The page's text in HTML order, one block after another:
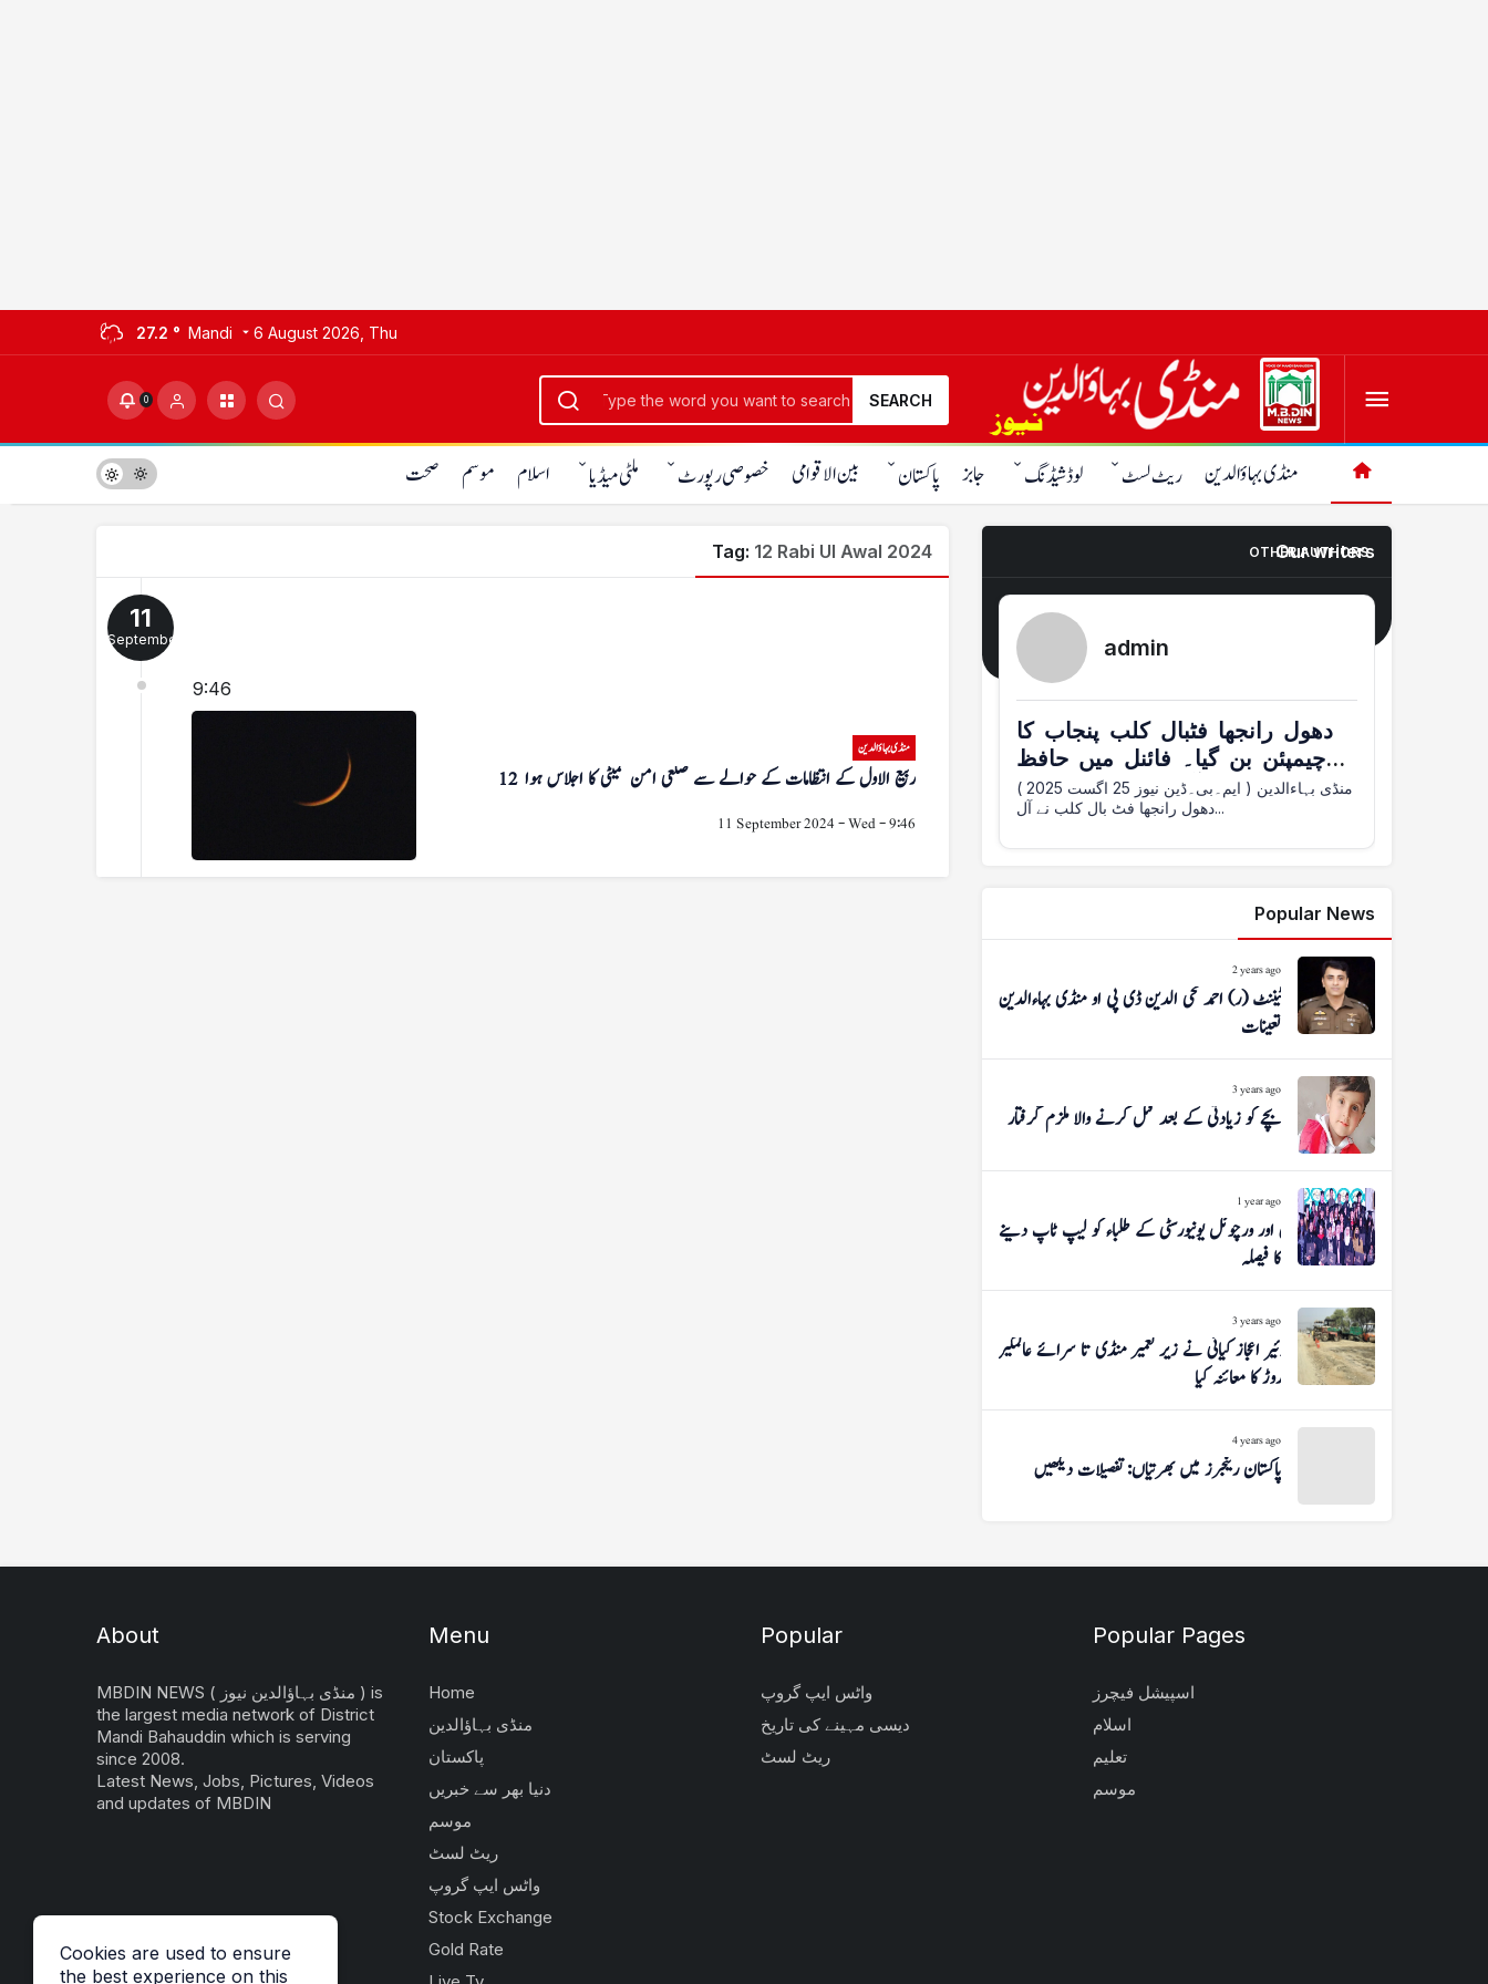
27.2 ° Mandi 6 August 2026, Thu
SEARCH
0
منڈی بہاؤالدین ریٹ لسٹ لوڈشیڈنگ جابز پاکستان بین الاقوامی خصوصی رپورٹ ملٹی میڈیا اسلام موسم صحت
Tag: 12 Rabi Ul Awal 2024
11
September
9:46
منڈی بہاؤالدین
12 ربیع الاول کے انتظامات کے حوالے سے ضلعی امن کمیٹی کا اجلاس ہوا
11 September 2024 - Wed - 9:46
Our writers
admin
دھول رانجھا فٹبال کلب پنجاب کا
چیمپئن بن گیا۔ فائنل میں حافظ
آباد کو شکست دی
منڈی بہاءالدین ( ایم۔بی۔ڈین نیوز 25 اگست 2025 )
دھول رانجھا فٹ بال کلب نے آل...
OTHER AUTHORS
Popular News
2 years ago
لیفٹیننٹ (ر) احمد محی الدین ڈی پی او منڈی بہاءالدین
تعینات
3 years ago
بچے کو زیادتی کے بعد قتل کرنے والا ملزم گرفتار
1 year ago
اوپن اور ورچوئل یونیورسٹی کے طلباء کو لیپ ٹاپ دینے
کا فیصلہ
3 years ago
بریگیڈئیر اعجاز کیانی نے زیر تعمیر منڈی تا سرائے عالمگیر
روڑ کا معائنہ کیا
4 years ago
پاکستان رینجرز میں بھرتیاں: تفصیلات دیکھیں
Cookies are used to ensure
the best experience on this
About
MBDIN NEWS ( منڈی بہاؤالدین نیوز ) is
the largest media network of District
Mandi Bahauddin which is serving
since 2008.
Latest News, Jobs, Pictures, Videos
and updates of MBDIN
Menu
Home
منڈی بہاؤالدین
پاکستان
دنیا بھر سے خبریں
موسم
ریٹ لسٹ
واٹس ایپ گروپ
Stock Exchange
Gold Rate
Popular
واٹس ایپ گروپ
دیسی مہینے کی تاریخ
ریٹ لسٹ
Popular Pages
اسپیشل فیچرز
اسلام
تعلیم
موسم